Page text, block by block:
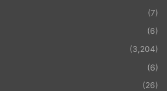
(7)
(6)
(3,204)
(6)
(26)